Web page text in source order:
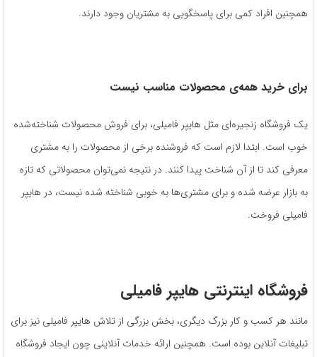
همچنین افراد کمی برای پاسخگویی به مشتریان وجود دارند.
برای خرید همه‌ی محصولات مناسب نیست
یک فروشگاه زنجیره‌ای مثل هایپر فامیلی، برای فروش محصولات شناخته‌شده
خوب است. ابتدا لازم است که فروشنده برخی از محصولات را به مشتری‌
معرفی کند تا از آن شناخت پیدا کنند. در نتیجه نمی‌توان محصولاتی که تازه
به بازار عرضه شده و برای مشتری‌ها به خوبی شناخته شده نیست، در هایپر
فامیلی فروخت.
فروشگاه اینترنتی هایپر فامیلی
مانند هر کسب و کار بزرگ دیگری، بخش بزرگی از تلاش هایپر فامیلی نیز برای
تبلیغات آنلاین بوده است. همچنین ارائه خدمات آنلاینی چون ایجاد فروشگاه